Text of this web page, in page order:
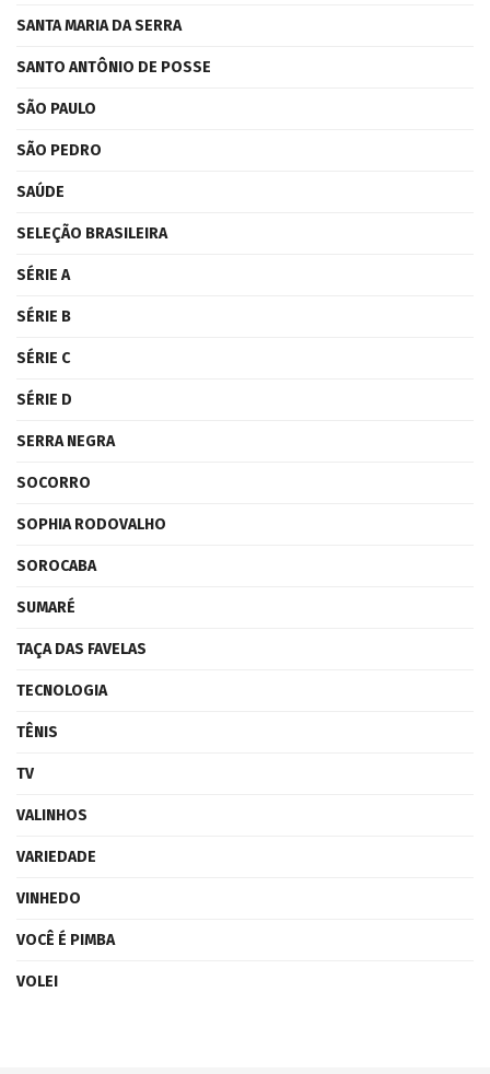
SANTA MARIA DA SERRA
SANTO ANTÔNIO DE POSSE
SÃO PAULO
SÃO PEDRO
SAÚDE
SELEÇÃO BRASILEIRA
SÉRIE A
SÉRIE B
SÉRIE C
SÉRIE D
SERRA NEGRA
SOCORRO
SOPHIA RODOVALHO
SOROCABA
SUMARÉ
TAÇA DAS FAVELAS
TECNOLOGIA
TÊNIS
TV
VALINHOS
VARIEDADE
VINHEDO
VOCÊ É PIMBA
VOLEI